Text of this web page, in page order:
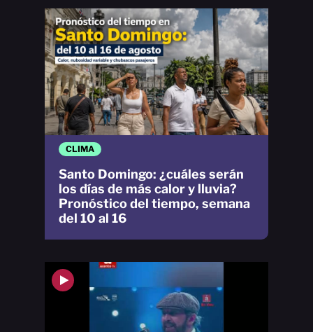
CLIMA
Santo Domingo: ¿cuáles serán
los días de más calor y lluvia?
Pronóstico del tiempo, semana
del 10 al 16